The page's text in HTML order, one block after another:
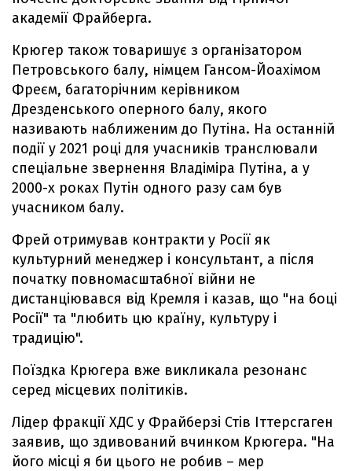
академії Фрайберга.
Крюгер також товаришує з організатором
Петровського балу, німцем Гансом-Йоахімом
Фреєм, багаторічним керівником
Дрезденського оперного балу, якого
називають наближеним до Путіна. На останній
події у 2021 році для учасників транслювали
спеціальне звернення Владіміра Путіна, а у
2000-х роках Путін одного разу сам був
учасником балу.
Фрей отримував контракти у Росії як
культурний менеджер і консультант, а після
початку повномасштабної війни не
дистанціювався від Кремля і казав, що "на боці
Росії" та "любить цю країну, культуру і
традицію".
Поїздка Крюгера вже викликала резонанс
серед місцевих політиків.
Лідер фракції ХДС у Фрайберзі Стів Іттерсгаген
заявив, що здивований вчинком Крюгера. "На
його місці я би цього не робив – мер